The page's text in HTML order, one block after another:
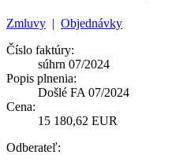
Zmluvy | Objednávky
Číslo faktúry:
súhrn 07/2024
Popis plnenia:
Došlé FA 07/2024
Cena:
15 180,62 EUR
Odberateľ: